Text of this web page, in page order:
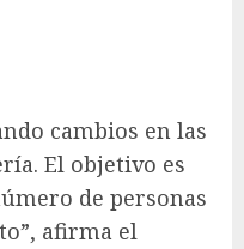
cambios en las
El objetivo es
de personas
afirma el